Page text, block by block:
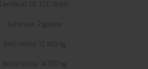
CertifikatI: CE, FCC, RoHS
Garancija: 2 godine
Neto težina: 12,400 kg
Bruto težina: 14,700 kg